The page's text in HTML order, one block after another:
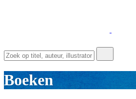
Boeken